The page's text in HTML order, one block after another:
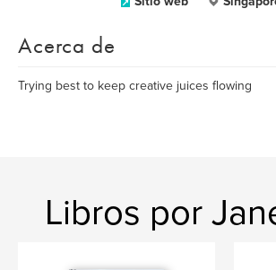
Acerca de
Trying best to keep creative juices flowing
Libros por